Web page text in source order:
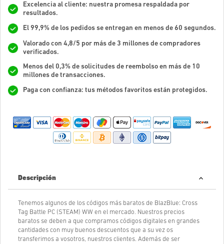
Excelencia al cliente: nuestra promesa respaldada por
resultados.
El 99,9% de los pedidos se entregan en menos de 60 segundos.
Valorado con 4,8/5 por más de 3 millones de compradores
verificados.
Menos del 0,3% de solicitudes de reembolso en más de 10
millones de transacciones.
Paga con confianza: tus métodos favoritos están protegidos.
Descripción
Tenemos algunos de los códigos más baratos de BlazBlue: Cross
Tag Battle PC (STEAM) WW en el mercado. Nuestros precios
baratos se deben a que compramos códigos digitales en grandes
cantidades con muy buenos descuentos que a su vez os
transferimos a vosotros, nuestros clientes. Además de ser